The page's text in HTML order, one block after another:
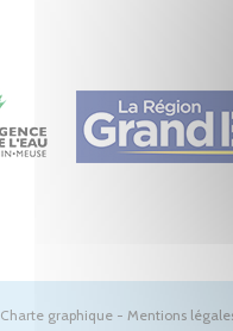
Charte graphique - Mentions